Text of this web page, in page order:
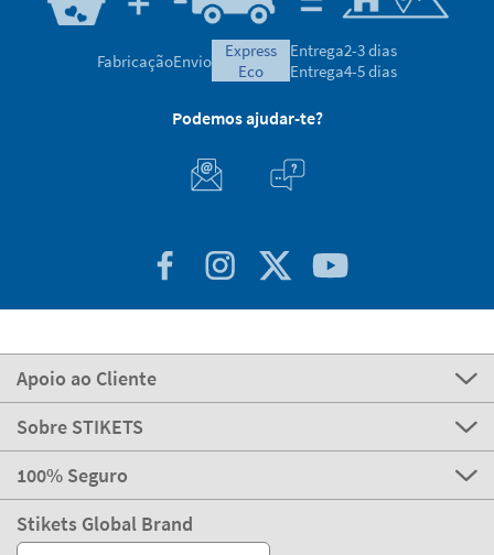
FabricaçãoEnvio
express
eco
Entrega2-3 dias
Entrega4-5 dias
Podemos ajudar-te?
Apoio ao Cliente
Sobre STIKETS
100% Seguro
Stikets Global Brand